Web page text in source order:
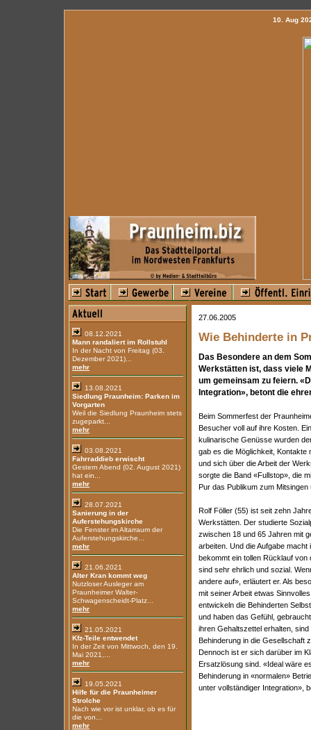
10. Aug
08.12.2021
Mann randaliert im Rollstuhl
In der Nacht von Freitag (03.
Dezember 2021)...
mehr
13.08.2021
Siedlung Praunheim: Parken im
Vorgarten
Weil die Siedlung Praunheim stets
zugeparkt...
mehr
03.08.2021
Fahrraddieb erwischt
Gestern Abend (02. August 2021)
hat ein...
mehr
28.07.2021
Sanierung in der
Auferstehungskirche
Die Fenster im Altarraum der
Auferstehungskirche...
mehr
21.06.2021
Alter Kran kommt weg
Nutzloser Ausleger am
Praunheimer Walter-
Schwagenscheidt-Platz...
mehr
21.05.2021
Kfz-Teile entwendet
In der Zeit von Mittwoch, den 19.
Mai 2021,...
mehr
19.05.2021
Hilfe für die Praunheimer
Strolche
Nach wie vor ist unklar, ob es für
die von...
mehr
27.06.2005
Wie Behinderte in
Das Besondere an dem
Werkstätten ist, dass viele
um gemeinsam zu feiern.
Integration», betont die
Beim Sommerfest der
Besucher voll auf ihre Kosten.
kulinarische Genüsse wurden
gab es die Möglichkeit, Kontakte
und sich über die Arbeit der
sorgte die Band «Fullstop», die
Pur das Publikum zum Mitsingen
Rolf Föller (55) ist seit zehn
Werkstätten. Der studierte
zwischen 18 und 65 Jahren mit
arbeiten. Und die Aufgabe
bekommt ein tollen Rücklauf von
sind sehr ehrlich und sozial.
andere auf», erläutert er. Als
mit seiner Arbeit etwas
entwickeln die Behinderten
und haben das Gefühl,
ihren Gehaltszettel erhalten,
Behinderung in die Gesellschaft
Dennoch ist er sich darüber im
Ersatzlösung sind. «Ideal wäre
Behinderung in «normalen»
unter vollständiger Integration»,